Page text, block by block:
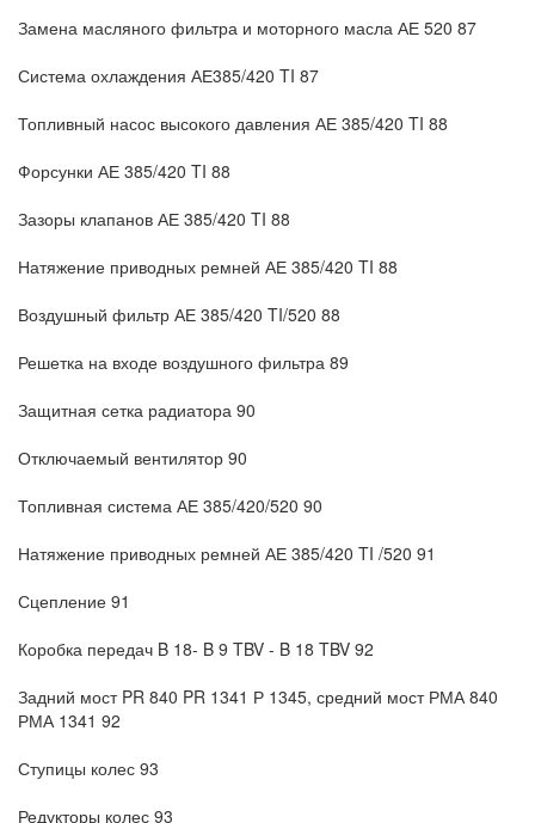
Замена масляного фильтра и моторного масла АЕ 520 87
Система охлаждения АЕ385/420 TI 87
Топливный насос высокого давления АЕ 385/420 TI 88
Форсунки АЕ 385/420 TI 88
Зазоры клапанов АЕ 385/420 TI 88
Натяжение приводных ремней АЕ 385/420 TI 88
Воздушный фильтр АЕ 385/420 TI/520 88
Решетка на входе воздушного фильтра 89
Защитная сетка радиатора 90
Отключаемый вентилятор 90
Топливная система АЕ 385/420/520 90
Натяжение приводных ремней АЕ 385/420 TI /520 91
Сцепление 91
Коробка передач B 18- B 9 TBV - B 18 TBV 92
Задний мост PR 840 PR 1341 Р 1345, средний мост РМА 840
РМА 1341 92
Ступицы колес 93
Редукторы колес 93